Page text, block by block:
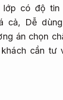
lớp có độ tin
cả,
Dễ
án chọn
cần tư